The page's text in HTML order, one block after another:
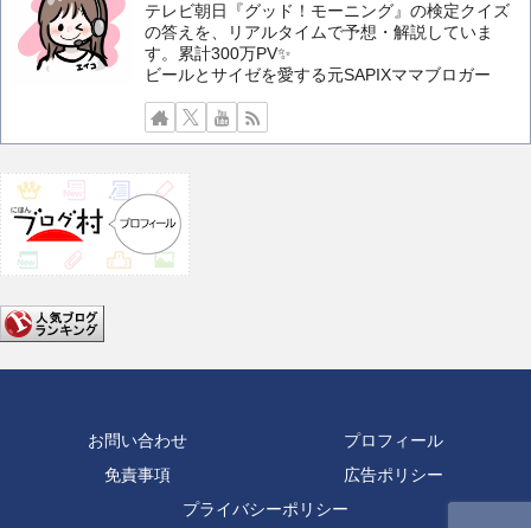
テレビ朝日『グッド！モーニング』の検定クイズ
の答えを、リアルタイムで予想・解説していま
す。累計300万PV✨️
ビールとサイゼを愛する元SAPIXママブロガー
お問い合わせ
プロフィール
免責事項
広告ポリシー
プライバシーポリシー